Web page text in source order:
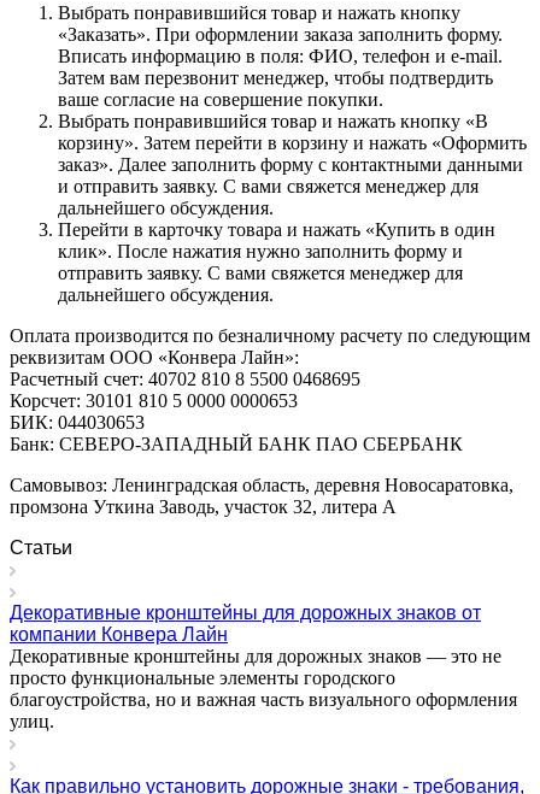
Выбрать понравившийся товар и нажать кнопку
«Заказать». При оформлении заказа заполнить форму.
Вписать информацию в поля: ФИО, телефон и e-mail.
Затем вам перезвонит менеджер, чтобы подтвердить
ваше согласие на совершение покупки.
Выбрать понравившийся товар и нажать кнопку «В
корзину». Затем перейти в корзину и нажать «Оформить
заказ». Далее заполнить форму с контактными данными
и отправить заявку. С вами свяжется менеджер для
дальнейшего обсуждения.
Перейти в карточку товара и нажать «Купить в один
клик». После нажатия нужно заполнить форму и
отправить заявку. С вами свяжется менеджер для
дальнейшего обсуждения.
Оплата производится по безналичному расчету по следующим
реквизитам ООО «Конвера Лайн»:
Расчетный счет: 40702 810 8 5500 0468695
Корсчет: 30101 810 5 0000 0000653
БИК: 044030653
Банк: СЕВЕРО-ЗАПАДНЫЙ БАНК ПАО СБЕРБАНК
Самовывоз: Ленинградская область, деревня Новосаратовка,
промзона Уткина Заводь, участок 32, литера А
Статьи
Декоративные кронштейны для дорожных знаков от
компании Конвера Лайн
Декоративные кронштейны для дорожных знаков — это не
просто функциональные элементы городского
благоустройства, но и важная часть визуального оформления
улиц.
Как правильно установить дорожные знаки - требования,